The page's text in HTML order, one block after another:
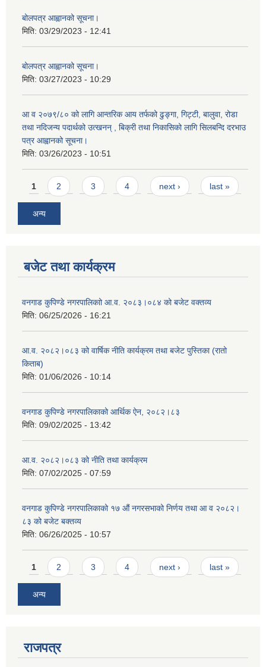
बोलपत्र आह्वानको सूचना।
मिति: 03/29/2023 - 12:41
बोलपत्र आह्वानको सूचना।
मिति: 03/27/2023 - 10:29
आ व २०७९/८० को लागि आन्तरिक आय तर्फको ढुङ्गा, गिट्टी, बालुवा, रोडा
तथा नदिजन्य पदार्थको उत्खनन् , बिक्री तथा निकासिको लागि सिलबन्दि दरभाउ
पत्र आह्वानको सूचना।
मिति: 03/26/2023 - 10:51
Pages
1 2 3 4 next › last »
अन्य
बजेट तथा कार्यक्रम
वनगाड कुपिण्डे नगरपालिकाो आ.व. २०८३।०८४ को बजेट वक्तव्य
मिति: 06/25/2026 - 16:21
आ.व. २०८२।०८३ को वार्षिक नीति कार्यक्रम तथा बजेट पुस्तिका (रातो
किताब)
मिति: 01/06/2026 - 10:14
वनगाड कुपिण्डे नगरपालिकाको आर्थिक ऐन, २०८२।८३
मिति: 09/02/2025 - 13:42
आ.व. २०८२।०८३ को नीति तथा कार्यक्रम
मिति: 07/02/2025 - 07:59
वनगाड कुपिण्डे नगरपालिकाको १७ ‍औं नगरसभाको निर्णय तथा आ व २०८२।
८३ को बजेट बक्तव्य
मिति: 06/26/2025 - 10:57
Pages
1 2 3 4 next › last »
अन्य
राजपत्र